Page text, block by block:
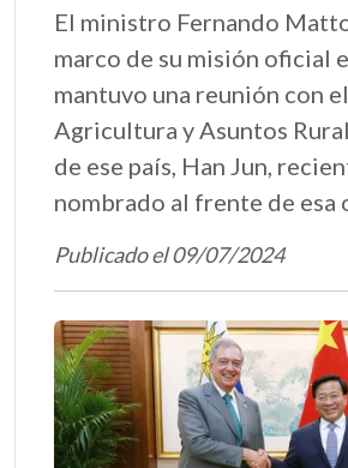
El ministro Fernando
marco de su misión oficial
mantuvo una reunión con
Agricultura y Asuntos
de ese país, Han Jun,
nombrado al frente de esa
Publicado el 09/07/2024